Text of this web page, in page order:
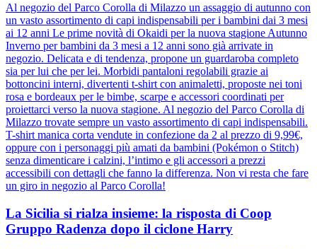
Al negozio del Parco Corolla di Milazzo un assaggio di autunno con
un vasto assortimento di capi indispensabili per i bambini dai 3 mesi
ai 12 anni Le prime novità di Okaidi per la nuova stagione Autunno
Inverno per bambini da 3 mesi a 12 anni sono già arrivate in
negozio. Delicata e di tendenza, propone un guardaroba completo
sia per lui che per lei. Morbidi pantaloni regolabili grazie ai
bottoncini interni, divertenti t-shirt con animaletti, proposte nei toni
rosa e bordeaux per le bimbe, scarpe e accessori coordinati per
proiettarci verso la nuova stagione. Al negozio del Parco Corolla di
Milazzo trovate sempre un vasto assortimento di capi indispensabili.
T-shirt manica corta vendute in confezione da 2 al prezzo di 9,99€,
oppure con i personaggi più amati da bambini (Pokémon o Stitch)
senza dimenticare i calzini, l’intimo e gli accessori a prezzi
accessibili con dettagli che fanno la differenza. Non vi resta che fare
un giro in negozio al Parco Corolla!
La Sicilia si rialza insieme: la risposta di Coop
Gruppo Radenza dopo il ciclone Harry